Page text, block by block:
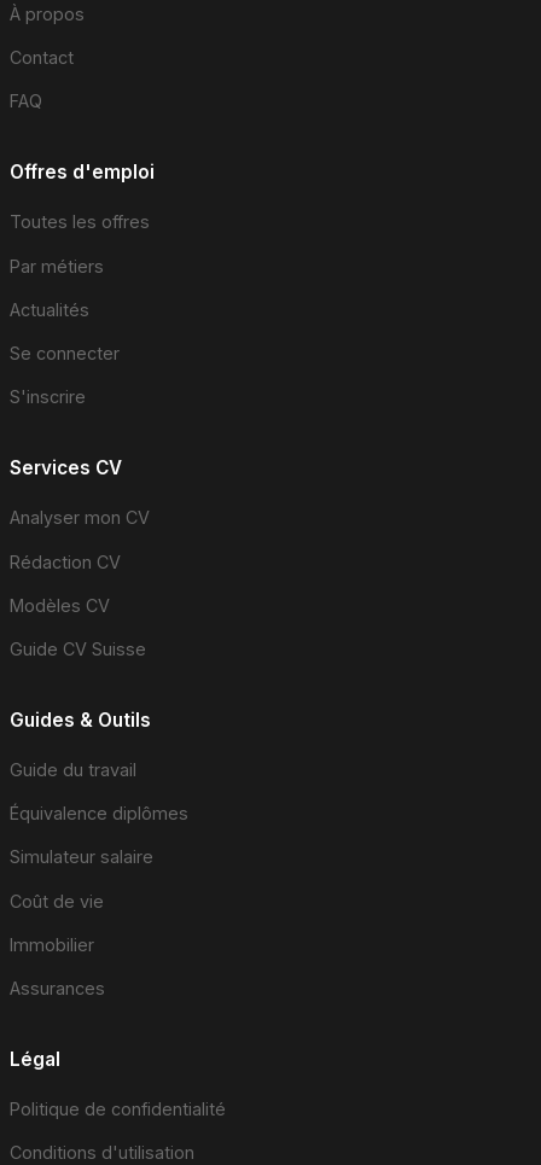
À propos
Contact
FAQ
Offres d'emploi
Toutes les offres
Par métiers
Actualités
Se connecter
S'inscrire
Services CV
Analyser mon CV
Rédaction CV
Modèles CV
Guide CV Suisse
Guides & Outils
Guide du travail
Équivalence diplômes
Simulateur salaire
Coût de vie
Immobilier
Assurances
Légal
Politique de confidentialité
Conditions d'utilisation